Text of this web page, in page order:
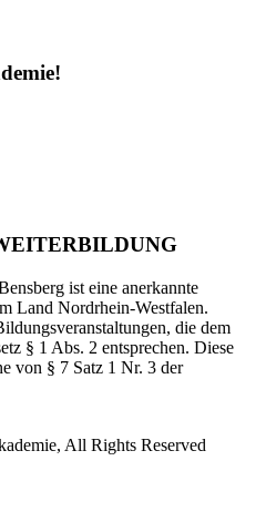
ist eine anerkannte
Land Nordrhein-Westfalen.
die dem
§ 1 Abs. 2 entsprechen. Diese
von § 7 Satz 1 Nr. 3 der
All Rights Reserved